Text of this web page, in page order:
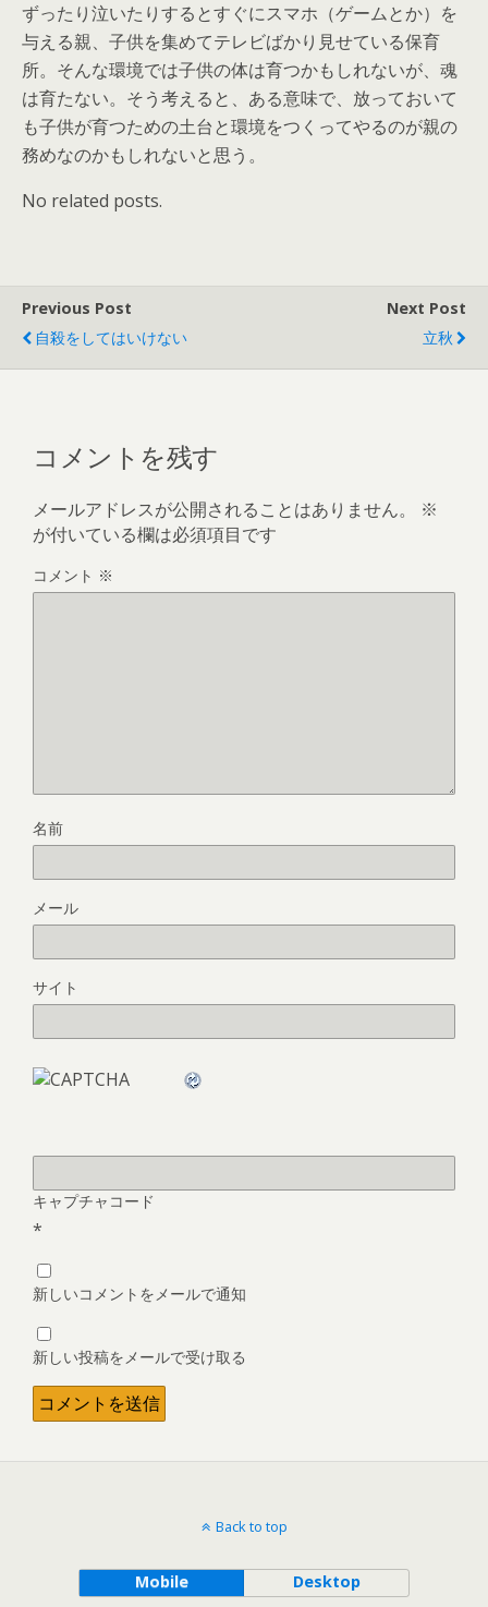
ずったり泣いたりするとすぐにスマホ（ゲームとか）を
与える親、子供を集めてテレビばかり見せている保育
所。そんな環境では子供の体は育つかもしれないが、魂
は育たない。そう考えると、ある意味で、放っておいて
も子供が育つための土台と環境をつくってやるのが親の
務めなのかもしれないと思う。
No related posts.
Previous Post
自殺をしてはいけない
Next Post
立秋
コメントを残す
メールアドレスが公開されることはありません。
※
が付いている欄は必須項目です
コメント ※
名前
メール
サイト
キャプチャコード
*
新しいコメントをメールで通知
新しい投稿をメールで受け取る
Back to top
Mobile Desktop